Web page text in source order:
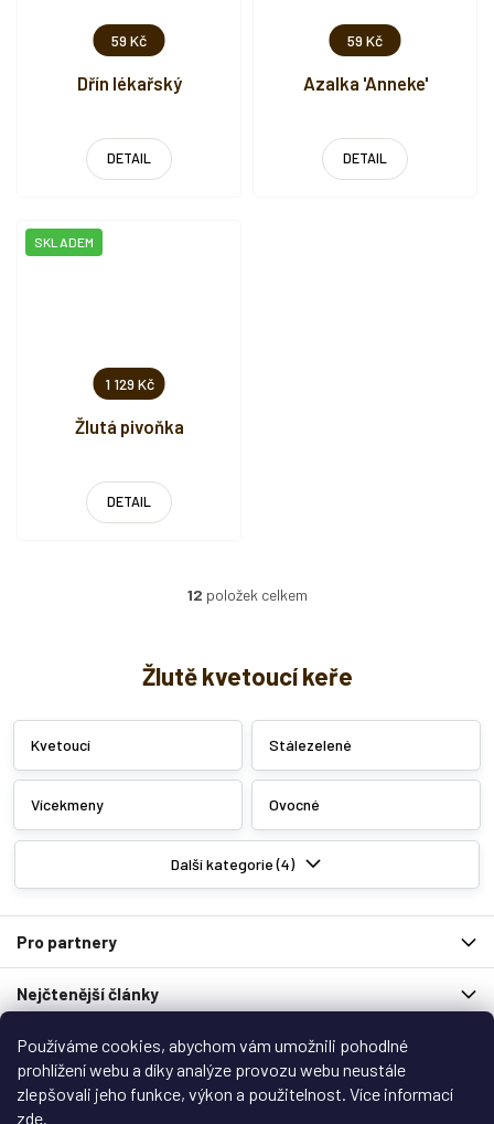
Používáme cookies, abychom vám umožnili pohodlné
prohlížení webu a díky analýze provozu webu neustále
zlepšovali jeho funkce, výkon a použitelnost. Více informací
zde.
59 Kč
Dřín lékařský
DETAIL
59 Kč
Azalka 'Anneke'
DETAIL
1 129 Kč
Žlutá pivoňka
SKLADEM
DETAIL
O
á
d
c
p
k
v
ý
p
12 položek celkem
Žlutě kvetoucí keře
Kvetoucí Stálezelené
Vícekmeny Ovocné
Další kategorie (4)
p
t
Pro partnery
Nejčtenější články
Spolupracují s námi
Zákaznický servis